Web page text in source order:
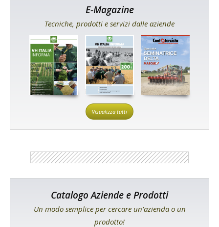
E-Magazine
Tecniche, prodotti e servizi dalle aziende
Visualizza tutti
Catalogo Aziende e Prodotti
Un modo semplice per cercare un'azienda o un
prodotto!